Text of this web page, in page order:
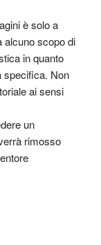
è solo a
alcuno scopo di
in quanto
specifica. Non
ai sensi
un
rimosso